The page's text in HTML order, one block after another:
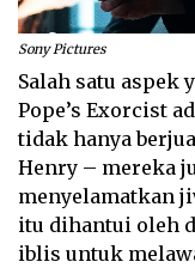
Sony Pictures
Salah satu aspek
Pope’s Exorcist
tidak hanya
Henry – mereka
menyelamatkan
itu dihantui oleh
iblis untuk